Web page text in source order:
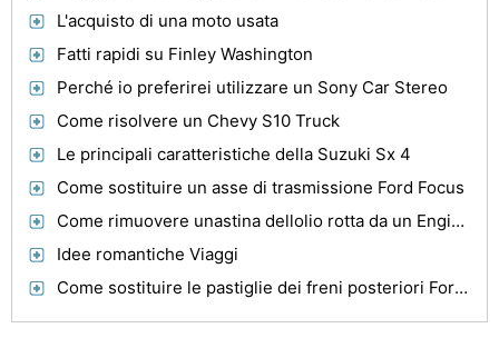
L'acquisto di una moto usata
Fatti rapidi su Finley Washington
Perché io preferirei utilizzare un Sony Car Stereo
Come risolvere un Chevy S10 Truck
Le principali caratteristiche della Suzuki Sx 4
Come sostituire un asse di trasmissione Ford Focus
Come rimuovere unastina dellolio rotta da un Engine
Idee romantiche Viaggi
Come sostituire le pastiglie dei freni posteriori Ford Escape